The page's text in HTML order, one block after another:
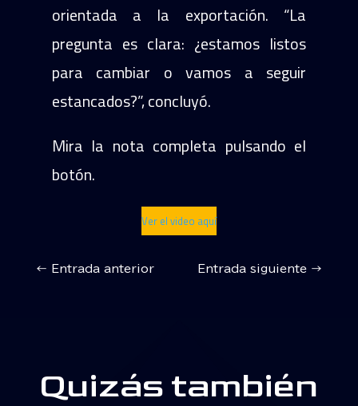
orientada a la exportación. “La
pregunta es clara: ¿estamos listos
para cambiar o vamos a seguir
estancados?”, concluyó.
Mira la nota completa pulsando el
botón.
Ver el video aquí
← Entrada anterior Entrada siguiente →
Quizás también